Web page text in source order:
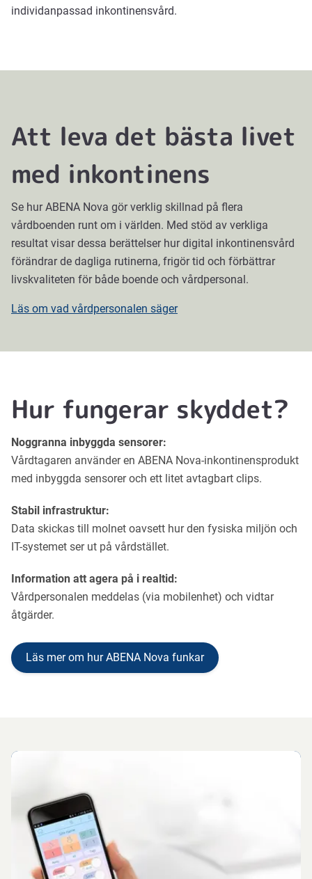
individanpassad inkontinensvård.
Att leva det bästa livet
med inkontinens
Se hur ABENA Nova gör verklig skillnad på flera
vårdboenden runt om i världen. Med stöd av verkliga
resultat visar dessa berättelser hur digital inkontinensvård
förändrar de dagliga rutinerna, frigör tid och förbättrar
livskvaliteten för både boende och vårdpersonal.
Läs om vad vårdpersonalen säger
fetching
code
from
Hur fungerar skyddet?
Noggranna inbyggda sensorer:
Vårdtagaren använder en ABENA Nova-inkontinensprodukt
med inbyggda sensorer och ett litet avtagbart clips.
Stabil infrastruktur:
Data skickas till molnet oavsett hur den fysiska miljön och
IT-systemet ser ut på vårdstället.
Information att agera på i realtid:
Vårdpersonalen meddelas (via mobilenhet) och vidtar
åtgärder.
Läs mer om hur ABENA Nova funkar